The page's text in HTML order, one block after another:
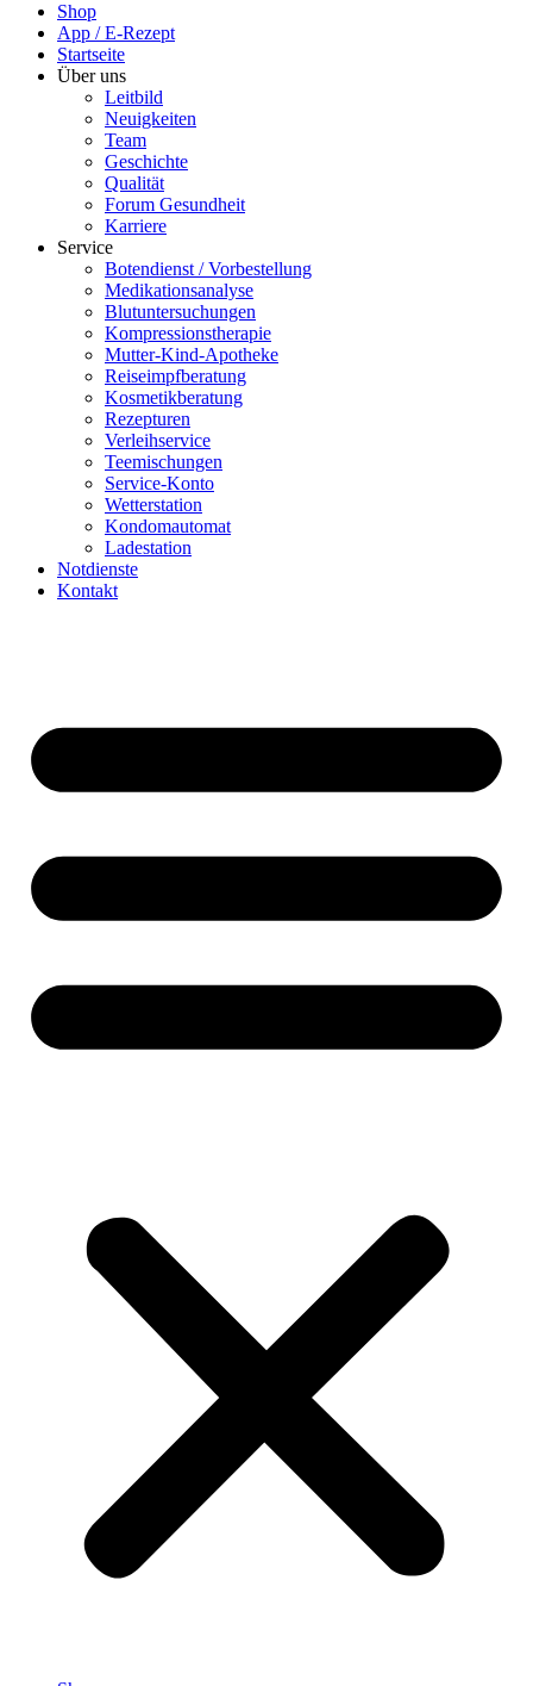
Shop
App / E-Rezept
Startseite
Über uns
Leitbild
Neuigkeiten
Team
Geschichte
Qualität
Forum Gesundheit
Karriere
Service
Botendienst / Vorbestellung
Medikationsanalyse
Blutuntersuchungen
Kompressionstherapie
Mutter-Kind-Apotheke
Reiseimpfberatung
Kosmetikberatung
Rezepturen
Verleihservice
Teemischungen
Service-Konto
Wetterstation
Kondomautomat
Ladestation
Notdienste
Kontakt